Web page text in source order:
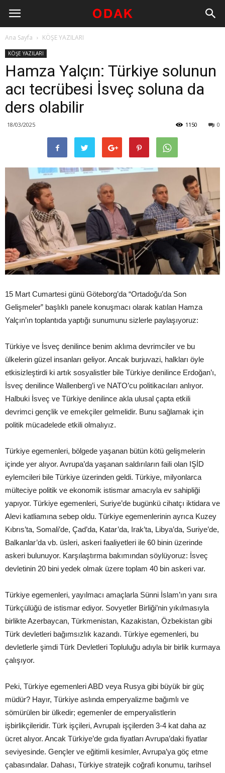
Ana Sayfa KÖŞE YAZILARI
KÖŞE YAZILARI
Hamza Yalçın: Türkiye solunun
acı tecrübesi İsveç soluna da
ders olabilir
18/03/2025 0
1150
15 Mart Cumartesi günü Göteborg’da “Ortadoğu’da Son
Gelişmeler” başlıklı panele konuşmacı olarak katılan Hamza
Yalçın’ın toplantıda yaptığı sunumunu sizlerle paylaşıyoruz:
Türkiye ve İsveç denilince benim aklıma devrimciler ve bu
ülkelerin güzel insanları geliyor. Ancak burjuvazi, halkları öyle
etkisizleştirdi ki artık sosyalistler bile Türkiye denilince Erdoğan’ı,
İsveç denilince Wallenberg’i ve NATO’cu politikacıları anlıyor.
Halbuki İsveç ve Türkiye denilince akla ulusal çapta etkili
devrimci gençlik ve emekçiler gelmelidir. Bunu sağlamak için
politik mücadelede etkili olmalıyız.
Türkiye egemenleri, bölgede yaşanan bütün kötü gelişmelerin
içinde yer alıyor. Avrupa’da yaşanan saldırıların faili olan IŞİD
eylemcileri bile Türkiye üzerinden geldi. Türkiye, milyonlarca
mülteciye politik ve ekonomik istismar amacıyla ev sahipliği
yapıyor. Türkiye egemenleri, Suriye’de bugünkü cihatçı iktidara ve
Alevi katliamına sebep oldu. Türkiye egemenlerinin ayrıca Kuzey
Kıbrıs’ta, Somali’de, Çad’da, Katar’da, Irak’ta, Libya’da, Suriye’de,
Balkanlar’da vb. üsleri, askeri faaliyetleri ile 60 binin üzerinde
askeri bulunuyor. Karşılaştırma bakımından söylüyoruz: İsveç
devletinin 20 bini yedek olmak üzere toplam 40 bin askeri var.
Türkiye egemenleri, yayılmacı amaçlarla Sünni İslam’ın yanı sıra
Türkçülüğü de istismar ediyor. Sovyetler Birliği’nin yıkılmasıyla
birlikte Azerbaycan, Türkmenistan, Kazakistan, Özbekistan gibi
Türk devletleri bağımsızlık kazandı. Türkiye egemenleri, bu
devletlerle şimdi Türk Devletleri Topluluğu adıyla bir birlik kurmaya
çalışıyor.
Peki, Türkiye egemenleri ABD veya Rusya gibi büyük bir güç
müdür? Hayır, Türkiye aslında emperyalizme bağımlı ve
sömürülen bir ülkedir; egemenler de emperyalistlerin
işbirlikçileridir. Türk işçileri, Avrupalı işçilerden 3-4 kat daha az
ücret alıyor. Ancak Türkiye’de gıda fiyatları Avrupa’daki fiyatlar
seviyesinde. Gençler ve eğitimli kesimler, Avrupa’ya göç etme
çabasındalar. Dahası, Türkiye stratejik coğrafi konumu, tarihsel